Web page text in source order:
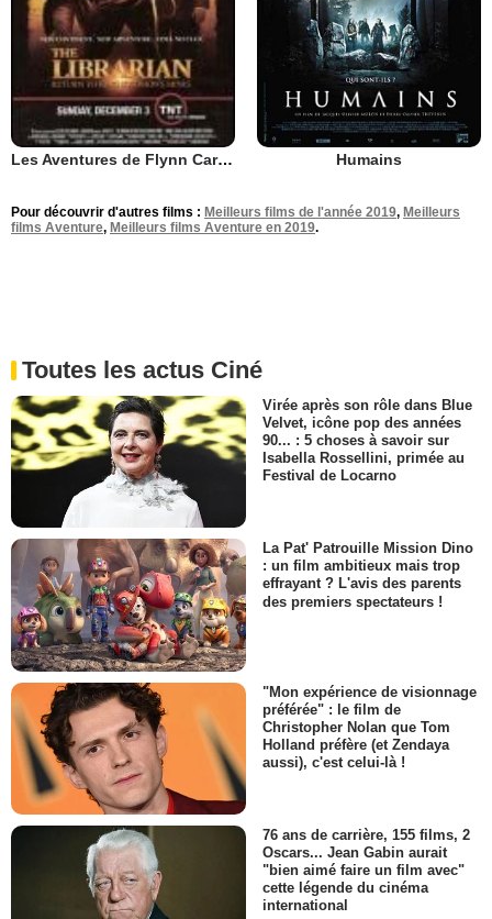
Les Aventures de Flynn Carson : le trésor du Roi Salomon Humains
Pour découvrir d'autres films : Meilleurs films de l'année 2019, Meilleurs
films Aventure, Meilleurs films Aventure en 2019.
Toutes les actus Ciné
Virée après son rôle dans Blue
Velvet, icône pop des années
90... : 5 choses à savoir sur
Isabella Rossellini, primée au
Festival de Locarno
La Pat' Patrouille Mission Dino
: un film ambitieux mais trop
effrayant ? L'avis des parents
des premiers spectateurs !
"Mon expérience de visionnage
préférée" : le film de
Christopher Nolan que Tom
Holland préfère (et Zendaya
aussi), c'est celui-là !
76 ans de carrière, 155 films, 2
Oscars... Jean Gabin aurait
"bien aimé faire un film avec"
cette légende du cinéma
international